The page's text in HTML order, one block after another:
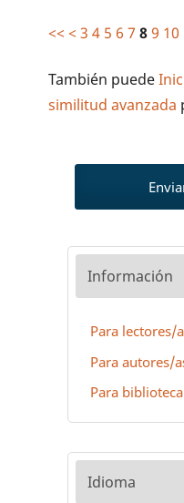
<< < 3 4 5 6 7 89 10
También puede
similitud avanzada
Información
Para lectores/
Para autores/
Para
Idioma